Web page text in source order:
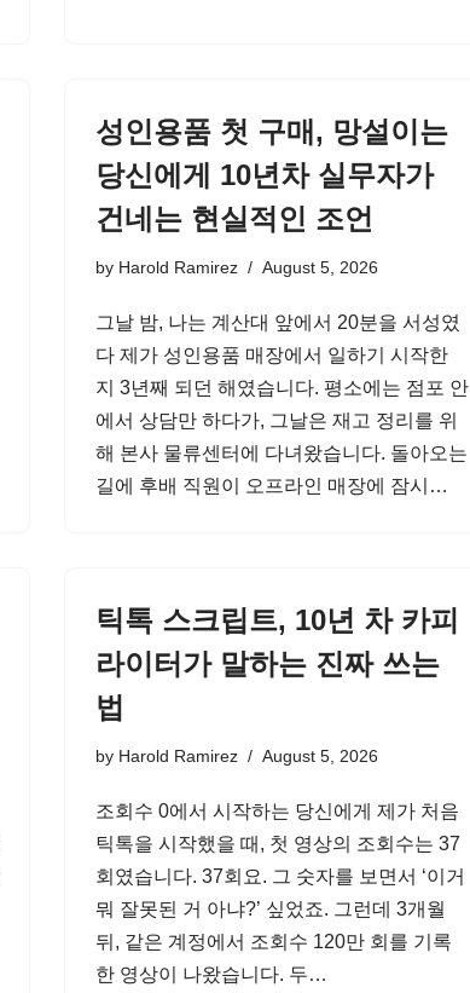
성인용품 첫 구매, 망설이는
당신에게 10년차 실무자가
건네는 현실적인 조언
by Harold Ramirez August 5, 2026
그날 밤, 나는 계산대 앞에서 20분을 서성였
다 제가 성인용품 매장에서 일하기 시작한
지 3년째 되던 해였습니다. 평소에는 점포 안
에서 상담만 하다가, 그날은 재고 정리를 위
해 본사 물류센터에 다녀왔습니다. 돌아오는
길에 후배 직원이 오프라인 매장에 잠시…
틱톡 스크립트, 10년 차 카피
라이터가 말하는 진짜 쓰는
법
by Harold Ramirez August 5, 2026
조회수 0에서 시작하는 당신에게 제가 처음
틱톡을 시작했을 때, 첫 영상의 조회수는 37
회였습니다. 37회요. 그 숫자를 보면서 ‘이거
뭐 잘못된 거 아냐?’ 싶었죠. 그런데 3개월
뒤, 같은 계정에서 조회수 120만 회를 기록
한 영상이 나왔습니다. 두…